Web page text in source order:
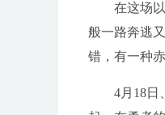
在这场
般一路奔逃
错，有一种
4月18日